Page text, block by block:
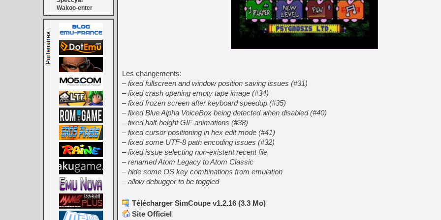
[LS] [PS5] Le WebKit
[GK] Oubliez Crazy Taxi,
[LS] [Switch] NSZ 5.0.0
[GK] No More Room in
[GK] Un chatbot Atelier
[GK] Mémoire cash -
[GK] Nvidia : le prix des
[GK] Suikoden Star Leap
[Mo5] La mini borne
Wakoo-enter
Les changements:
– fixed fullscreen and window position saving issues (#31)
– fixed crash opening empty tape image (#34)
– fixed frozen screen after keyboard speedup (#35)
– fixed Blue Alpha VoiceBox being detected when disabled (#40)
– fixed half-height GIF animations (#38)
– fixed cursor positioning in hex edit mode (#41)
– fixed some UTF-8 path encoding issues (#32)
– fixed issue selecting non-existent recent file
– renamed Atom Legacy to Atom Classic
– hide some OS key combinations from emulation
– allow debugger to be toggled
Télécharger SimCoupe v1.2.16 (3.3 Mo)
Site Officiel